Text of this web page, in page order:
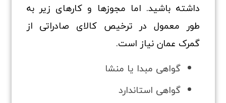
داشته باشید. اما مجوزها و کارهای زیر به
طور معمول در ترخیص کالای صادراتی از
گمرک عمان نیاز است.
گواهی مبدا یا منشا
گواهی استاندارد